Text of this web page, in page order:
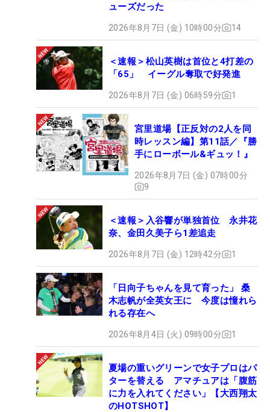
ューズだった
2026年8月7日 (金) 10時00分 14
＜速報＞松山英樹は首位と4打差の
「65」 イーグル奪取で好発進
2026年8月7日 (金) 06時59分 1
宮里道場【正反対の2人を同
時レッスン編】第11話／『勝
手にローボール&ギュッ！』
2026年8月7日 (金) 07時00分
9
＜速報＞入谷響が単独首位 永井花
奈、金田久美子ら1差追走
2026年8月7日 (金) 12時42分 1
「日向子ちゃんを見て育った」 桑
木志帆が全英女王に 今度は憧れら
れる存在へ
2026年8月4日 (火) 09時00分 1
夏場の重いグリーンで女子プロはパ
ターを替える アマチュアは「腹筋
に力を入れてください」【大西翔太
のHOTSHOT】